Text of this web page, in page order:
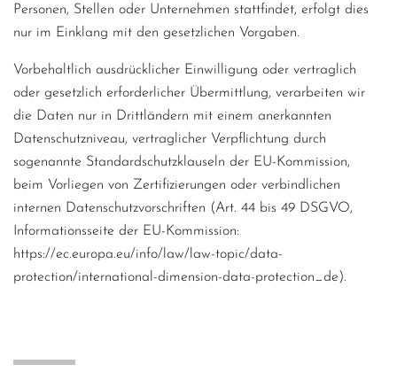
Personen, Stellen oder Unternehmen stattfindet, erfolgt dies
nur im Einklang mit den gesetzlichen Vorgaben.
Vorbehaltlich ausdrücklicher Einwilligung oder vertraglich
oder gesetzlich erforderlicher Übermittlung, verarbeiten wir
die Daten nur in Drittländern mit einem anerkannten
Datenschutzniveau, vertraglicher Verpflichtung durch
sogenannte Standardschutzklauseln der EU-Kommission,
beim Vorliegen von Zertifizierungen oder verbindlichen
internen Datenschutzvorschriften (Art. 44 bis 49 DSGVO,
Informationsseite der EU-Kommission:
https://ec.europa.eu/info/law/law-topic/data-
protection/international-dimension-data-protection_de).